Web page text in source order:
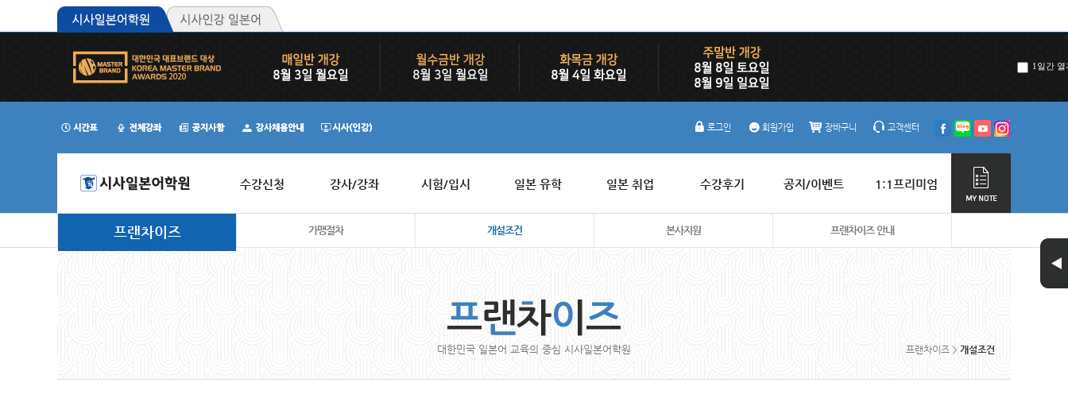
1일간 열
로그인 회원가입 장바구니 고객센터
수강신청 강사/강좌 시험/입시 일본 유학 일본 취업 수강후기 공지/이벤트 1:1프리미엄
프랜차이즈 가맹절차 개설조건 본사지원 프랜차이즈 안내
대한민국 일본어 교육의 중심 시사일본어학원 프랜차이즈 > 개설조건